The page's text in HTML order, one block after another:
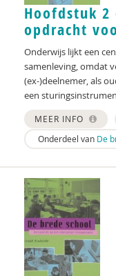
Sander van Arum
Nederlands
David ter Avest
Ine Avontuur
Andries Baart
Ingrid Bakker
Maria Baltag
Cora Bartelink
Inge
Hoofdstuk 2
opdracht
Onderwijs lijkt een
samenleving, omdat
(ex-)deelnemer, als
een
MEER INFO
Onderdeel van De